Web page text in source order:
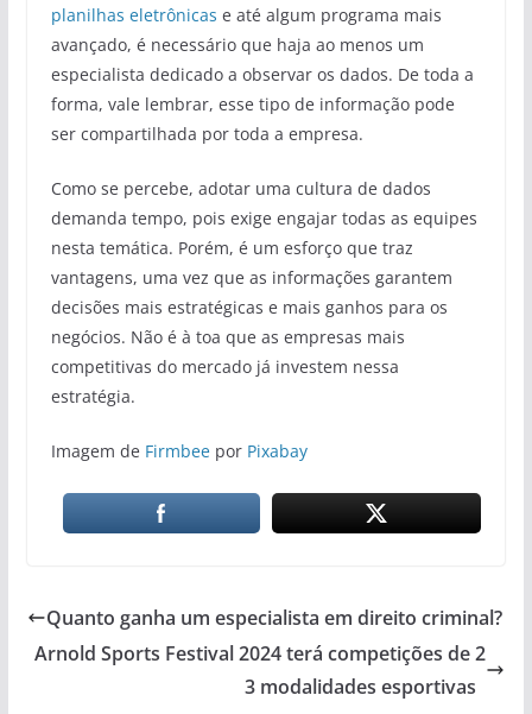
planilhas eletrônicas e até algum programa mais
avançado, é necessário que haja ao menos um
especialista dedicado a observar os dados. De toda a
forma, vale lembrar, esse tipo de informação pode
ser compartilhada por toda a empresa.
Como se percebe, adotar uma cultura de dados
demanda tempo, pois exige engajar todas as equipes
nesta temática. Porém, é um esforço que traz
vantagens, uma vez que as informações garantem
decisões mais estratégicas e mais ganhos para os
negócios. Não é à toa que as empresas mais
competitivas do mercado já investem nessa
estratégia.
Imagem de Firmbeepor Pixabay
Quanto ganha um especialista em direito criminal?
Arnold Sports Festival 2024 terá competições de 2
3 modalidades esportivas